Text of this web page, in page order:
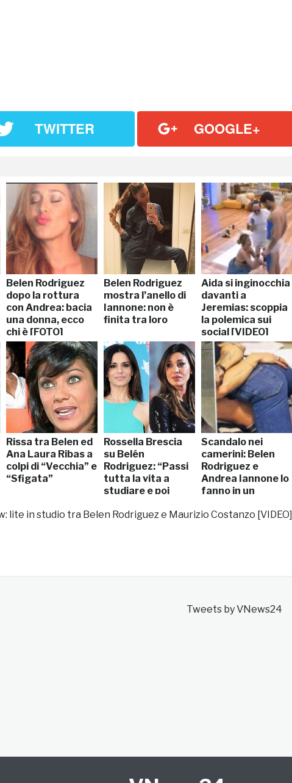
TWITTER GOOGLE+
Belen Rodriguez
dopo la rottura
con Andrea: bacia
una donna, ecco
chi è [FOTO]
Belen Rodriguez
mostra l’anello di
Iannone: non è
finita tra loro
Aida si inginocchia
davanti a
Jeremias: scoppia
la polemica sui
social [VIDEO]
Rissa tra Belen ed
Ana Laura Ribas a
colpi di “Vecchia” e
“Sfigata”
Rossella Brescia
su Belén
Rodriguez: “Passi
tutta la vita a
studiare e poi
Scandalo nei
camerini: Belen
Rodriguez e
Andrea Iannone lo
fanno in un
lite in studio tra Belen Rodriguez e Maurizio Costanzo [VIDEO]
Tweets by VNews24